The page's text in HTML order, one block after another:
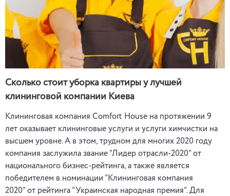
Сколько стоит уборка квартиры у лучшей
клининговой компании Киева
Клининговая компания Comfort House на протяжении 9
лет оказывает клининговые услуги и услуги химчистки на
высшем уровне. А в этом, трудном для многих 2020 году
компания заслужила звание “Лидер отрасли-2020” от
национального бизнес-рейтинга, а также является
победителем в номинации “Клининговая компания
2020” от рейтинга “Украинская народная премия”. Для